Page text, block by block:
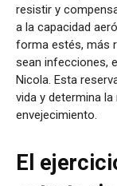
resistir y
a la capacidad
forma estés, más
sean infecciones,
Nicola. Esta
vida y determina
envejecimiento.
El